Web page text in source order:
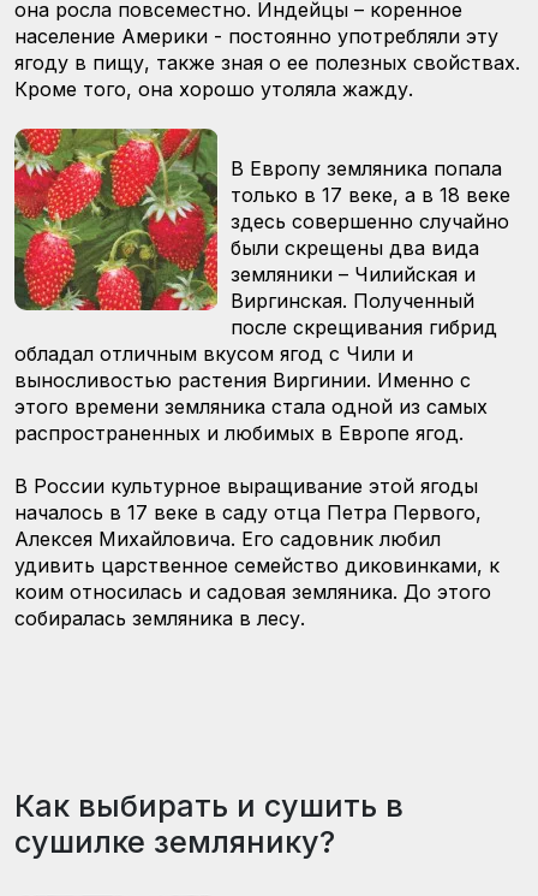
она росла повсеместно. Индейцы – коренное
население Америки - постоянно употребляли эту
ягоду в пищу, также зная о ее полезных свойствах.
Кроме того, она хорошо утоляла жажду.
В Европу земляника попала
только в 17 веке, а в 18 веке
здесь совершенно случайно
были скрещены два вида
земляники – Чилийская и
Виргинская. Полученный
после скрещивания гибрид
обладал отличным вкусом ягод с Чили и
выносливостью растения Виргинии. Именно с
этого времени земляника стала одной из самых
распространенных и любимых в Европе ягод.
В России культурное выращивание этой ягоды
началось в 17 веке в саду отца Петра Первого,
Алексея Михайловича. Его садовник любил
удивить царственное семейство диковинками, к
коим относилась и садовая земляника. До этого
собиралась земляника в лесу.
Как выбирать и сушить в
сушилке землянику?